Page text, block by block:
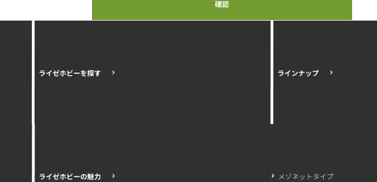
ライゼホビーを探す
ライゼホビーの魅力
ラインナップ
メゾネットタイプ